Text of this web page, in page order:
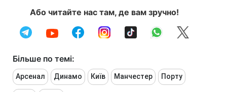
Або читайте нас там, де вам зручно!
Більше по темі:
Арсенал Динамо Київ Манчестер Порту